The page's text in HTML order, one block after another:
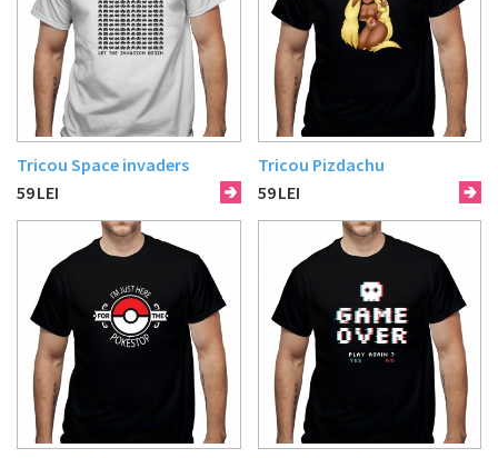
Tricou Space invaders
59LEI
Tricou Pizdachu
59LEI